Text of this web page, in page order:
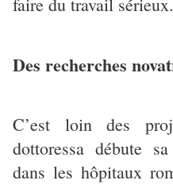
Des recherches
C’est loin des
dottoressa débute
dans les hôpitaux